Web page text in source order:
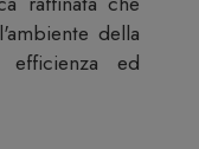
della
ed